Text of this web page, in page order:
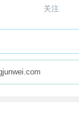
关注